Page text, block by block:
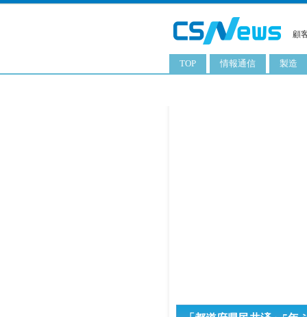
顧
TOP 情報通信 製造